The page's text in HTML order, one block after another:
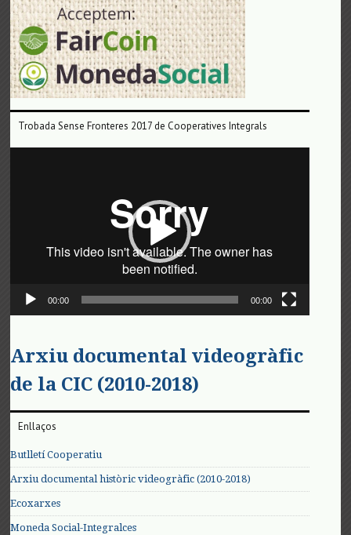
Trobada Sense Fronteres 2017 de Cooperatives Integrals
00:00 00:00
Arxiu documental videogràfic
de la CIC (2010-2018)
Enllaços
Butlletí Cooperatiu
Arxiu documental històric videogràfic (2010-2018)
Ecoxarxes
Moneda Social-Integralces